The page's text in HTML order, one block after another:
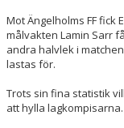
Mot Ängelholms FF
målvakten Lamin Sarr
andra halvlek i
lastas för.
Trots sin fina statistik
att hylla lagkompisarna.